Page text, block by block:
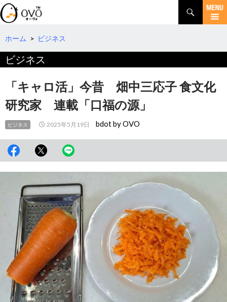
検
索
コ
テ
へ
ホーム > ビジネス
ビジネス
「キャロ活」今昔 畑中三応子 食文化
研究家 連載「口福の源」
ビジネス 2025年5月19日 bdot by OVO